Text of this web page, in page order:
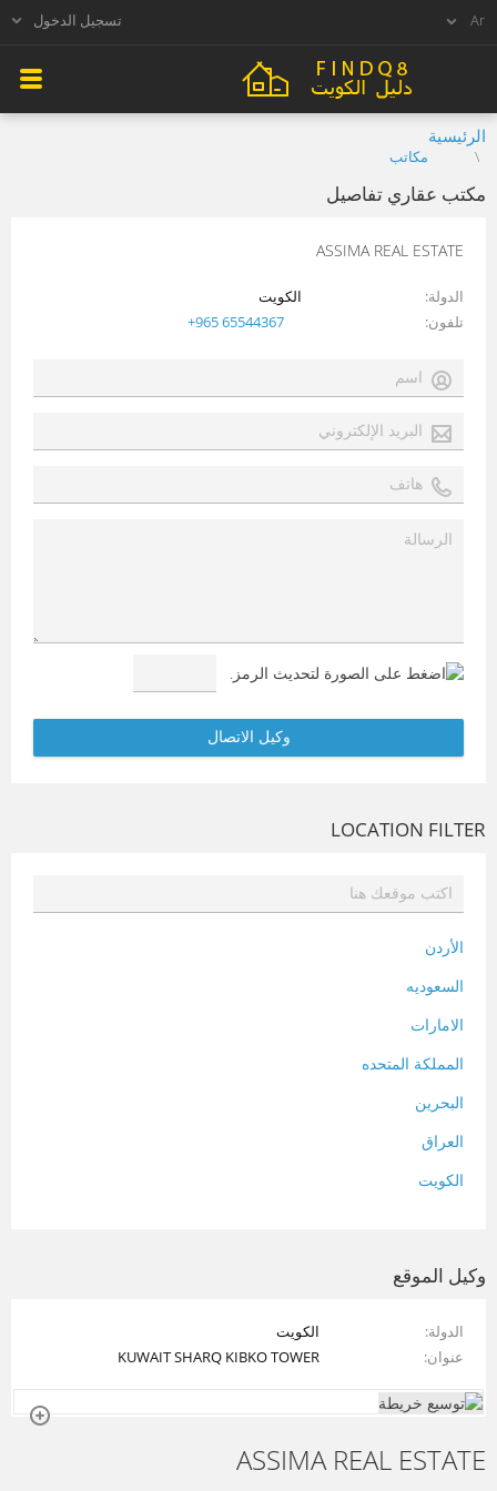
تسجيل الدخول
الرئيسية
مكاتب
مكتب عقاري تفاصيل
ASSIMA REAL ESTATE
الدولة
الكويت
تلفون
+965 65544367
LOCATION FILTER
الأردن
السعوديه
الامارات
المملكة المتحده
البحرين
العراق
الكويت
فلسطين
سوريا
تونس
وكيل الموقع
الدولة
الكويت
عنوان
KUWAIT SHARQ KIBKO TOWER
ASSIMA REAL ESTATE